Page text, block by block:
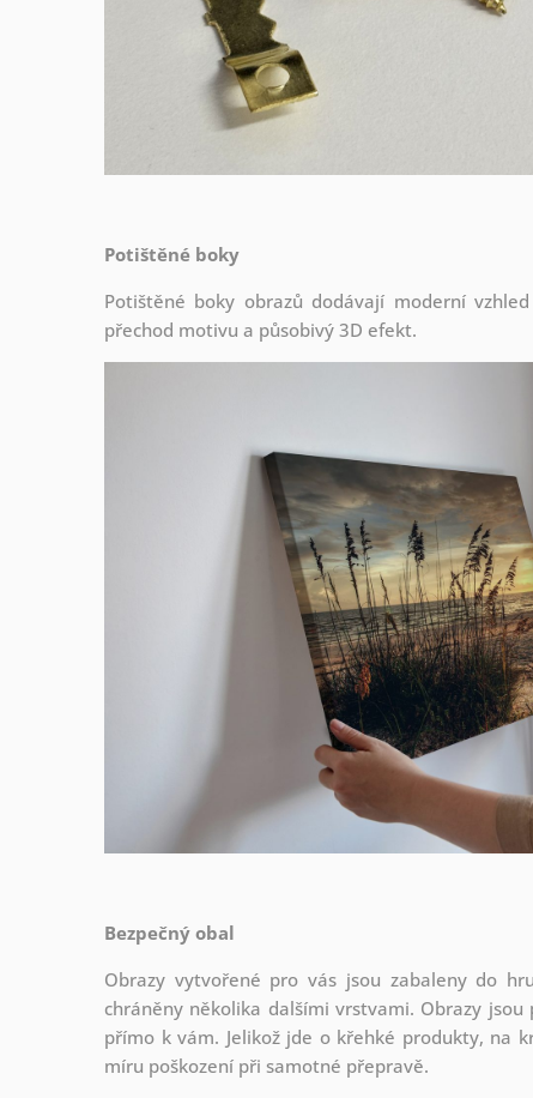
Potištěné boky
Potištěné boky obrazů dodávají moderní
přechod motivu a působivý 3D efekt.
Bezpečný obal
Obrazy vytvořené pro vás jsou zabaleny do
chráněny několika dalšími vrstvami. Obrazy jsou
přímo k vám. Jelikož jde o křehké produkty, na
míru poškození při samotné přepravě.